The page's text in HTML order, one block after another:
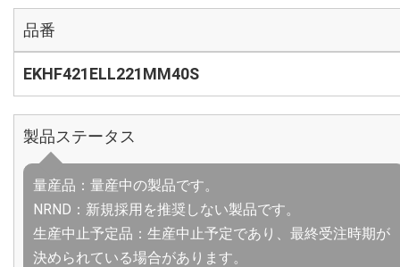
品番
EKHF421ELL221MM40S
製品ステータス
量産品：量産中の製品です。
NRND：新規採用を推奨しない製品です。
生産中止予定品：生産中止予定であり、最終受注時期が
決められている場合があります。